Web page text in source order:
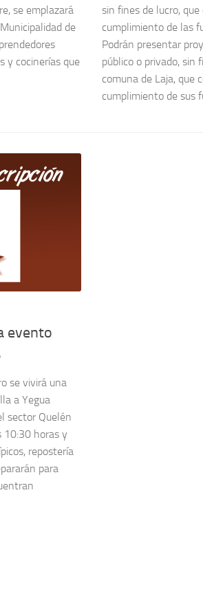
se emplazará
de
y cocinerías que
sin fines de lucro,
cumplimiento de las
Podrán presentar
público o privado, sin
comuna de Laja, que
cumplimiento de sus
evento
se vivirá una
a Yegua
sector Quelén
10:30 horas y
repostería
para